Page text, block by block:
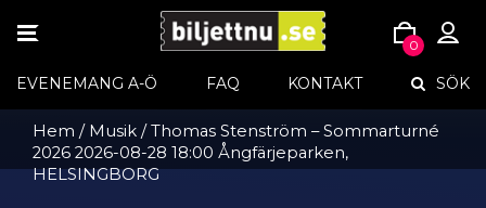
to
content
TOGGLE
0
EVENEMANG A-Ö FAQ KONTAKT SÖK
Hem / Musik / Thomas Stenström – Sommarturné
2026 2026-08-28 18:00 Ångfärjeparken,
HELSINGBORG